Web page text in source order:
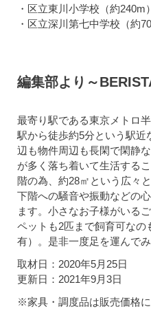
・区立東川小学校（約240m）
・区立深川第七中学校（約
編集部より～
最寄り駅である東京メトロ
駅から徒歩約5分という駅近
辺も物件周辺も長閑で閑静
が多く落ち着いて生活する
階の為、約28㎡という広々
下階への騒音や振動などの
ます。小さなお子様がいる
ペットも2匹まで飼育可なの
有）。是非一度足を運んでみ
取材日：2020年5月25日
更新日：2021年9月3日
※家具・調度品は販売価格に